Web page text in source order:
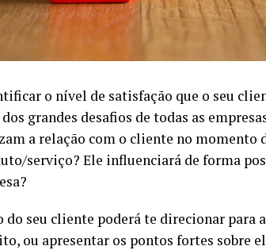
o nível de satisfação que o seu
grandes desafios de todas as
a relação com o cliente no momento
serviço? Ele influenciará de forma
seu cliente poderá te direcionar para
ou apresentar os pontos fortes sobre